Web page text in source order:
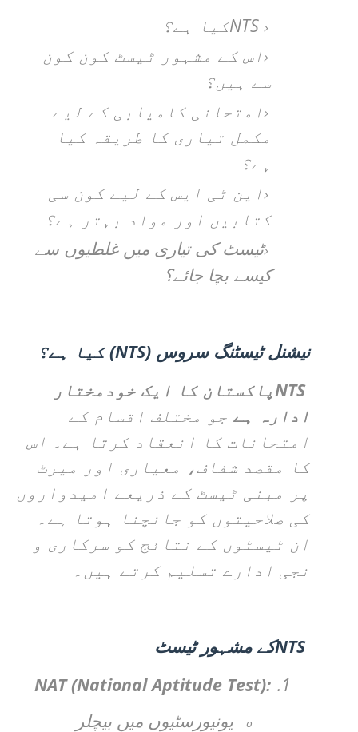
NTSکیا ہے؟
اس کے مشہور ٹیسٹ کون کون
سے ہیں؟
امتحانی کامیابی کے لیے
مکمل تیاری کا طریقہ کیا
ہے؟
این ٹی ایس کے لیے کون سی
کتابیں اور مواد بہتر ہے؟
ٹیسٹ کی تیاری میں غلطیوں سے
کیسے بچا جائے؟
نیشنل ٹیسٹنگ سروس (NTS)کیا ہے؟
NTS پاکستان کا ایک خودمختار
ادارہ ہے جو مختلف اقسام کے
امتحانات کا انعقاد کرتا ہے۔ اس
کا مقصد شفاف، معیاری اور میرٹ
پر مبنی ٹیسٹ کے ذریعے امیدواروں
کی صلاحیتوں کو جانچنا ہوتا ہے۔
ان ٹیسٹوں کے نتائج کو سرکاری و
نجی ادارے تسلیم کرتے ہیں۔
NTSکے مشہور ٹیسٹ
1.
NAT (National Aptitude Test):
o
یونیورسٹیوں میں بیچلر